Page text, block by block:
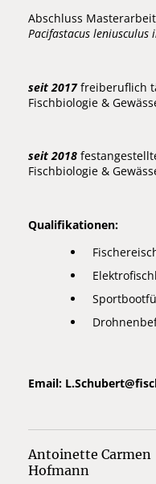
Abschluss
Pacifastacus leniusculus
seit 2017freiberuflich
Fischbiologie &
seit 2018
Fischbiologie &
Qualifikationen:
Email: L.Schubert@
Antoinette Carmen
Hofmann